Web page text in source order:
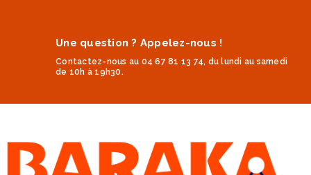
Une question ? Appelez-nous !
Contactez-nous au 04 67 81 13 74, du lundi au samedi
de 10h à 19h30.